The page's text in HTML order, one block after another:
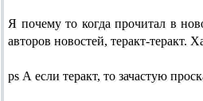
Я почему то когда прочитал в
авторов новостей, теракт-теракт.
ps А если теракт, то зачастую